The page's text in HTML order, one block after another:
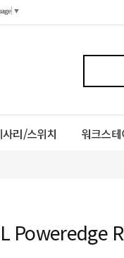
▼
리/스위치 워크스
Poweredge